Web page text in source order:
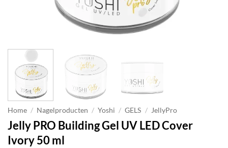
Home / Nagelproducten / Yoshi / GELS / JellyPro
Jelly PRO Building Gel UV LED Cover
Ivory 50 ml